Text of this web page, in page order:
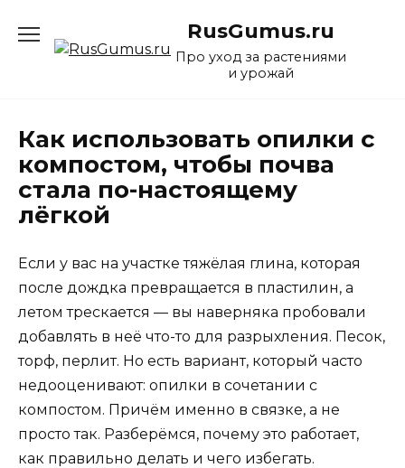
содержанию
RusGumus.ru
Про уход за растениями
и урожай
Как использовать опилки с
компостом, чтобы почва
стала по-настоящему
лёгкой
Если у вас на участке тяжёлая глина, которая
после дождка превращается в пластилин, а
летом трескается — вы наверняка пробовали
добавлять в неё что-то для разрыхления. Песок,
торф, перлит. Но есть вариант, который часто
недооценивают: опилки в сочетании с
компостом. Причём именно в связке, а не
просто так. Разберёмся, почему это работает,
как правильно делать и чего избегать.